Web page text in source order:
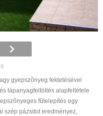
gyepszõnyeg fektetésével
tápanyagfeltöltés alapfeltétele
fûtelepítés egy
szép pázsitot eredményez,